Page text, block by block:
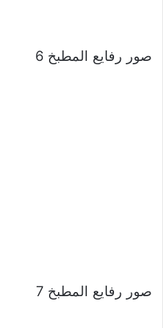
صور رفايع المطبخ 6
صور رفايع المطبخ 7